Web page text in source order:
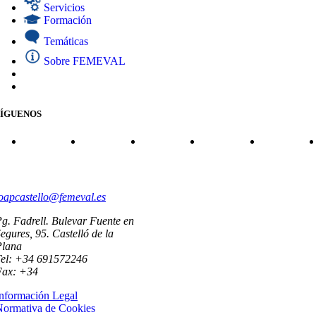
Servicios
Formación
Temáticas
Sobre FEMEVAL
Fadrell. Bulevar Fuente en
95. Castelló de la
+34 691572246
+34
Legal
de Cookies